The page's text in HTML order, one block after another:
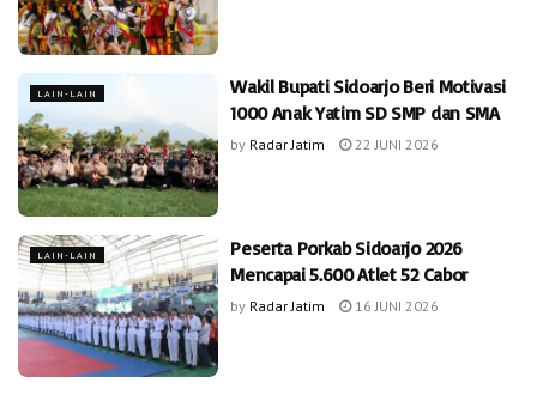
LAIN-LAIN
Wakil Bupati Sidoarjo Beri Motivasi
1000 Anak Yatim SD SMP dan SMA
by Radar Jatim 22 JUNI 2026
LAIN-LAIN
Peserta Porkab Sidoarjo 2026
Mencapai 5.600 Atlet 52 Cabor
by Radar Jatim 16 JUNI 2026